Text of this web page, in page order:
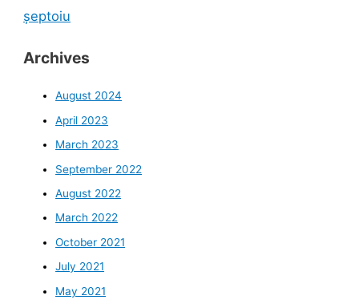
șeptoiu
Archives
August 2024
April 2023
March 2023
September 2022
August 2022
March 2022
October 2021
July 2021
May 2021